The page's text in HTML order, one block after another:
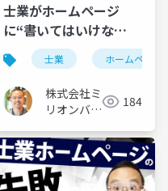
士業がホームページ
に“書いてはいけな
い”こと士業 ホームページ
株式会社ミ
リオンバリ
184